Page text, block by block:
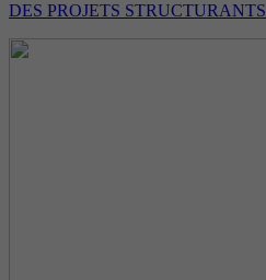
DES PROJETS STRUCTURANTS